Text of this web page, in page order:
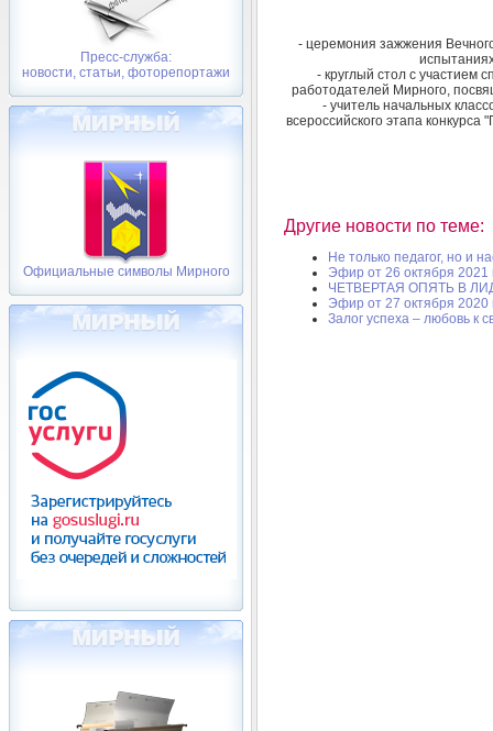
Пресс-служба:
новости, статьи, фоторепортажи
Официальные символы Мирного
- церемония зажжения
- круглый стол с участием
работодателей Мирного,
- учитель начальных
всероссийского этапа
Другие новости по теме:
Не только педагог, но и
Эфир от 26 октября 2021
ЧЕТВЕРТАЯ ОПЯТЬ В
Эфир от 27 октября 2020
Залог успеха – любовь к